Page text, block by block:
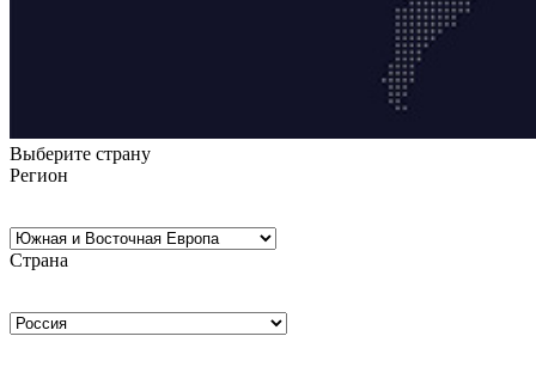
Выберите страну
Регион
Страна